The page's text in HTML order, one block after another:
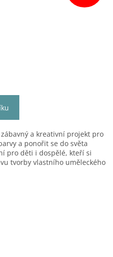
a kreativní projekt pro
a ponořit se do světa
pro děti i dospělé, kteří si
tvorby vlastního uměleckého